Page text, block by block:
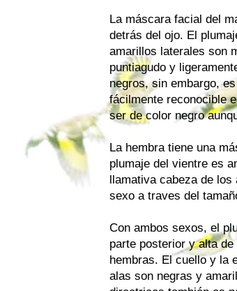
La máscara facial del
detrás del ojo. El
amarillos laterales son
puntiagudo y
negros, sin embargo,
fácilmente reconocible
ser de color negro
La hembra tiene una
plumaje del vientre es
llamativa cabeza de
sexo a traves del
Con ambos sexos, el
parte posterior y alta
hembras. El cuello y la
alas son negras y